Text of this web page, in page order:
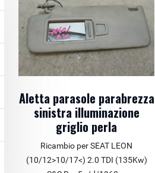
Aletta parasole parabrezza
sinistra illuminazione
griglio perla
Ricambio per SEAT LEON
(10/12>10/17<) 2.0 TDI (135Kw)